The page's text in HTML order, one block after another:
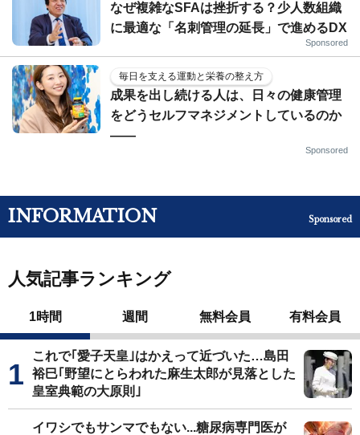
なぜ複雑なSFAは挫折する？少人数組織
に最適な「名刺管理の延長」で進めるDX
Sponsored
毎日を支える運動と栄養の整え方
成果を出し続ける人は、日々の健康管理
をどうセルフマネジメントしているのか
——
Sponsored
INFORMATION Sponsored
人気記事ランキング
1時間 週間 無料会員 有料会員
これで｢愛子天皇｣はかえって近づいた…島田
裕巳｢野望にとらわれた麻生太郎が見落とした
皇室典範の大原則｣
イワシでもサンマでもない...糖尿病専門医が